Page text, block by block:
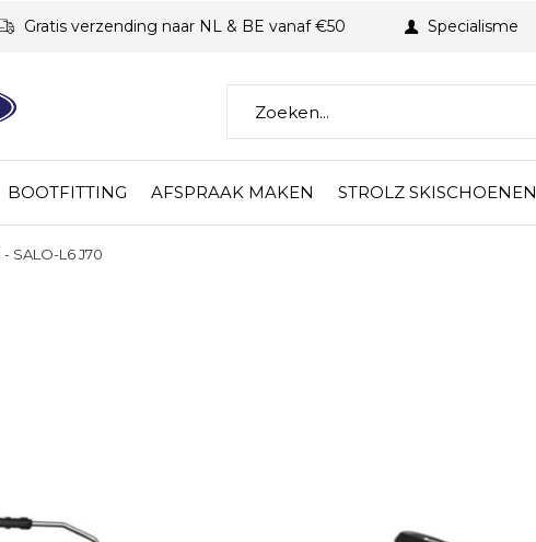
BOOTFITTING AFSPRAAK MAKEN STROLZ SKISCHOENEN
Gratis verzending naar NL & BE vanaf €50 Specialisme
SALO-L6 J70